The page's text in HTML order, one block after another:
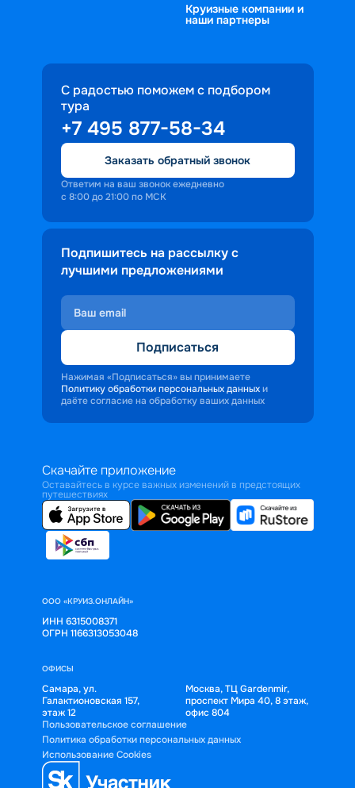
Круизные компании и
наши партнеры
С радостью поможем с подбором
тура
+7 495 877-58-34
Заказать обратный звонок
Ответим на ваш звонок ежедневно
с 8:00 до 21:00 по МСК
Подпишитесь на рассылку с
лучшими предложениями
Подписаться
Нажимая «Подписаться» вы принимаете
Политику обработки персональных данных и
даёте согласие на обработку ваших данных
Скачайте приложение
Оставайтесь в курсе важных изменений в предстоящих
путешествиях
ООО «КРУИЗ.ОНЛАЙН»
ИНН 6315008371
ОГРН 1166313053048
ОФИСЫ
Самара, ул.
Галактионовская 157,
этаж 12
Москва, ТЦ Gardenmir,
проспект Мира 40, 8 этаж,
офис 804
Пользовательское соглашение
Политика обработки персональных данных
Использование Cookies